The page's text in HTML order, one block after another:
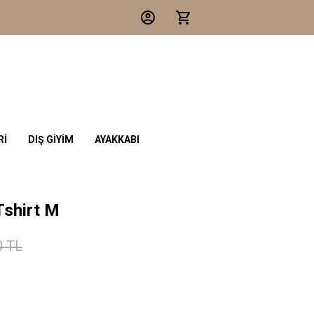
DIŞ GİYİM AYAKKABI
M
TL